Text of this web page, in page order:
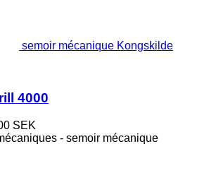
semoir mécanique Kongskilde
4000
SEK
- semoir mécanique